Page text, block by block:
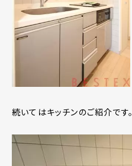
続いてはキッチンのご紹介です。